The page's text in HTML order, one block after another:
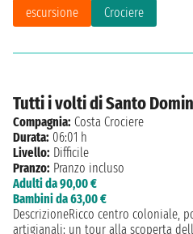
escursione
Crociere
Tutti i volti di Santo
Compagnia: Costa Crociere
Durata: 06:01 h
Livello: Difficile
Pranzo: Pranzo incluso
Adulti da 90,00 €
Bambini da 63,00 €
DescrizioneRicco centro coloniale,
artigianali: un tour alla scoperta